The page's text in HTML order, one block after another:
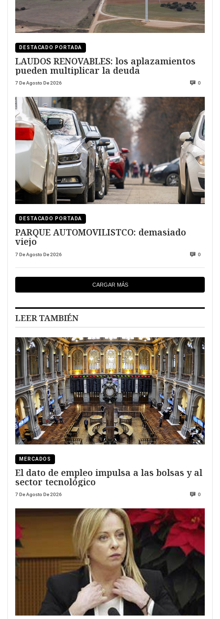
DESTACADO PORTADA
LAUDOS RENOVABLES: los aplazamientos
pueden multiplicar la deuda
7 De Agosto De 2026 0
DESTACADO PORTADA
PARQUE AUTOMOVILISTCO: demasiado
viejo
7 De Agosto De 2026 0
CARGAR MÁS
LEER TAMBIÉN
MERCADOS
El dato de empleo impulsa a las bolsas y al
sector tecnológico
7 De Agosto De 2026 0